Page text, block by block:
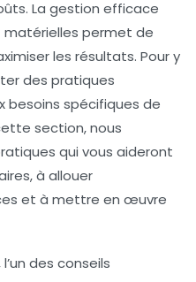
La gestion efficace
matérielles permet de
les résultats. Pour y
des pratiques
spécifiques de
section, nous
qui vous aideront
à allouer
et à mettre en œuvre
des conseils